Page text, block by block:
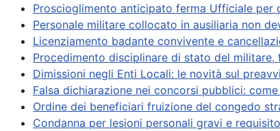
Proscioglimento anticipato ferma Ufficiale per
Personale militare collocato in ausiliaria non
Licenziamento badante convivente e
Procedimento disciplinare di stato del
Dimissioni negli Enti Locali: le novità sul
Falsa dichiarazione nei concorsi pubblici:
Ordine dei beneficiari fruizione del congedo
Condanna per lesioni personali gravi e